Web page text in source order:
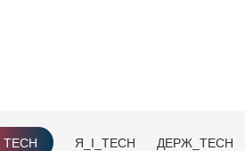
TECH Я_І_TECH ДЕРЖ_TECH